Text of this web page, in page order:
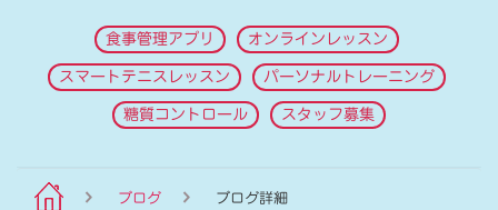
食事管理アプリ オンラインレッスン
スマートテニスレッスン パーソナルトレーニング
糖質コントロール スタッフ募集
ブログ ブログ詳細